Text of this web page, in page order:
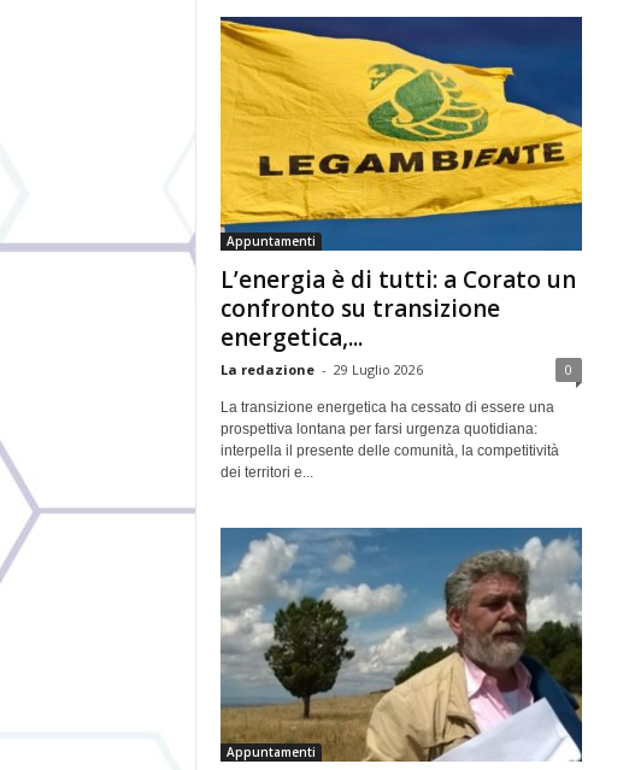
Appuntamenti
L’energia è di tutti: a Corato un
confronto su transizione
energetica,...
La redazione - 29 Luglio 2026 0
La transizione energetica ha cessato di essere una
prospettiva lontana per farsi urgenza quotidiana:
interpella il presente delle comunità, la competitività
dei territori e...
Appuntamenti